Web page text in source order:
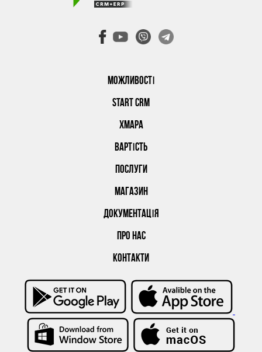
МОЖЛИВОСТІ
START CRM
ХМАРА
ВАРТІСТЬ
ПОСЛУГИ
МАГАЗИН
ДОКУМЕНТАЦІЯ
ПРО НАС
КОНТАКТИ